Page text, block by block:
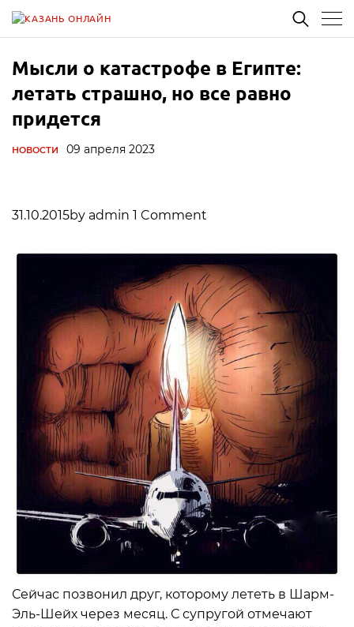
Мысли о катастрофе в Египте:
летать страшно, но все равно
придется
НОВОСТИ 09 апреля 2023
31.10.2015by admin 1 Comment
Сейчас позвонил друг, которому лететь в Шарм-
Эль-Шейх через месяц. С супругой отмечают